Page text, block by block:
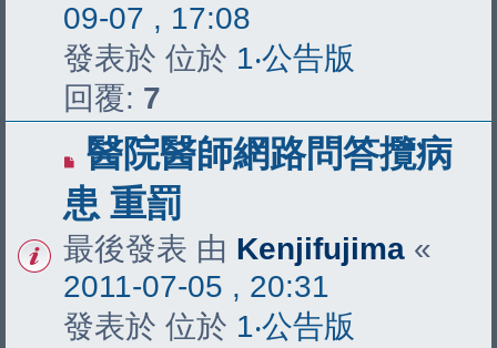
09-07 , 17:08
發表於 位於 1‧公告版
回覆: 7
醫院醫師網路問答攬病
患 重罰
最後發表 由 Kenjifujima «
2011-07-05 , 20:31
發表於 位於 1‧公告版